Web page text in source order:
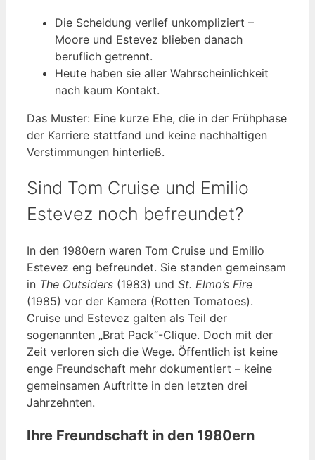
Die Scheidung verlief unkompliziert –
Moore und Estevez blieben danach
beruflich getrennt.
Heute haben sie aller Wahrscheinlichkeit
nach kaum Kontakt.
Das Muster: Eine kurze Ehe, die in der Frühphase
der Karriere stattfand und keine nachhaltigen
Verstimmungen hinterließ.
Sind Tom Cruise und Emilio
Estevez noch befreundet?
In den 1980ern waren Tom Cruise und Emilio
Estevez eng befreundet. Sie standen gemeinsam
in The Outsiders (1983) und St. Elmo’s Fire
(1985) vor der Kamera (Rotten Tomatoes).
Cruise und Estevez galten als Teil der
sogenannten „Brat Pack“-Clique. Doch mit der
Zeit verloren sich die Wege. Öffentlich ist keine
enge Freundschaft mehr dokumentiert – keine
gemeinsamen Auftritte in den letzten drei
Jahrzehnten.
Ihre Freundschaft in den 1980ern